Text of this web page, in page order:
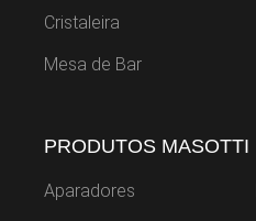
Cristaleira
Mesa de Bar
PRODUTOS MASOTTI
Aparadores